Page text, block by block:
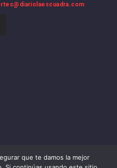
que te damos la mejor